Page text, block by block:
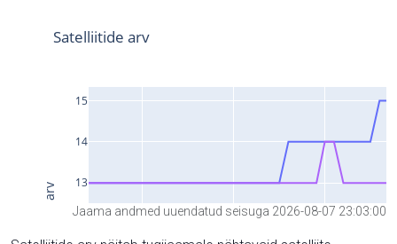
Jaama andmed uuendatud seisuga 2026-08-07 23:03:00